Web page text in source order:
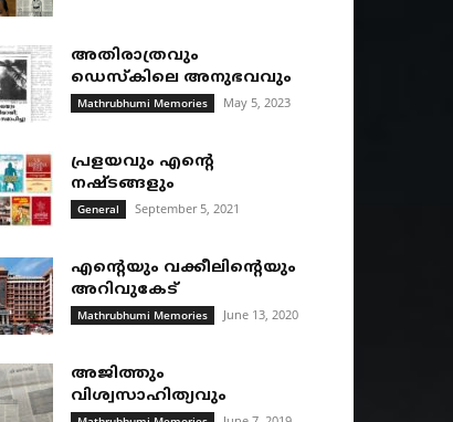
അതിരാത്രവും
ഡെസ്കിലെ അനുഭവവും
Mathrubhumi Memories May 5, 2023
പ്രളയവും എന്റെ
നഷ്ടങ്ങളും
General September 5, 2021
എന്റെയും വക്കീലിന്റെയും
അറിവുകേട്
Mathrubhumi Memories June 13, 2020
അജിത്തും
വിശ്വസാഹിത്യവും